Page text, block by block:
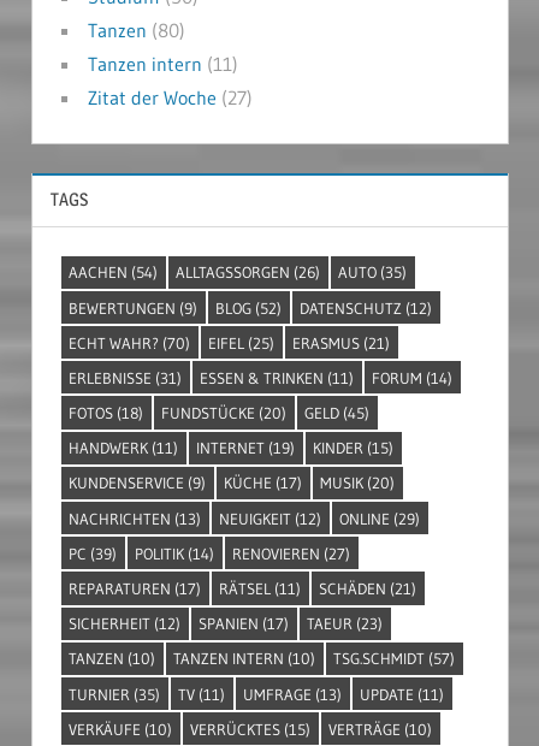
Tanzen (80)
Tanzen intern (11)
Zitat der Woche (27)
TAGS
AACHEN (54) ALLTAGSSORGEN (26) AUTO (35)
BEWERTUNGEN (9) BLOG (52) DATENSCHUTZ (12)
ECHT WAHR? (70) EIFEL (25) ERASMUS (21)
ERLEBNISSE (31) ESSEN & TRINKEN (11) FORUM (14)
FOTOS (18) FUNDSTÜCKE (20) GELD (45)
HANDWERK (11) INTERNET (19) KINDER (15)
KUNDENSERVICE (9) KÜCHE (17) MUSIK (20)
NACHRICHTEN (13) NEUIGKEIT (12) ONLINE (29)
PC (39) POLITIK (14) RENOVIEREN (27)
REPARATUREN (17) RÄTSEL (11) SCHÄDEN (21)
SICHERHEIT (12) SPANIEN (17) TAEUR (23)
TANZEN (10) TANZEN INTERN (10) TSG.SCHMIDT (57)
TURNIER (35) TV (11) UMFRAGE (13) UPDATE (11)
VERKÄUFE (10) VERRÜCKTES (15) VERTRÄGE (10)